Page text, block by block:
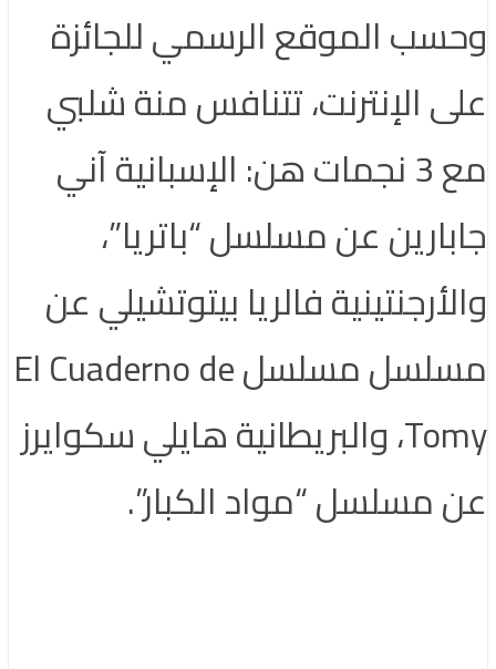
وحسب الموقع الرسمي للجائزة
على الإنترنت، تتنافس منة شلبي
مع 3 نجمات هن: الإسبانية آني
جابارين عن مسلسل “باتريا”،
والأرجنتينية فالريا بيتوتشيلي عن
مسلسل مسلسل El Cuaderno de
Tomy، والبريطانية هايلي سكوايرز
عن مسلسل “مواد الكبار”.